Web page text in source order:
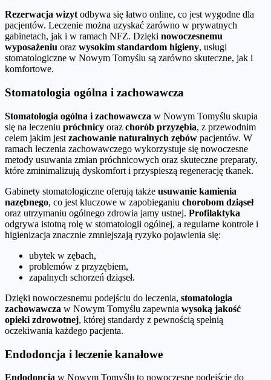
Rezerwacja wizytodbywa się łatwo online, co jest wygodne dla
pacjentów. Leczenie można uzyskać zarówno w prywatnych
gabinetach, jak i w ramach NFZ. Dzięki nowoczesnemu
wyposażeniu oraz wysokim standardom higieny, usługi
stomatologiczne w Nowym Tomyślu są zarówno skuteczne, jak i
komfortowe.
Stomatologia ogólna i zachowawcza
Stomatologia ogólna i zachowawcza w Nowym Tomyślu skupia
się na leczeniu próchnicy oraz chorób przyzębia, z przewodnim
celem jakim jest zachowanie naturalnych zębów pacjentów. W
ramach leczenia zachowawczego wykorzystuje się nowoczesne
metody usuwania zmian próchnicowych oraz skuteczne preparaty,
które zminimalizują dyskomfort i przyspieszą regenerację tkanek.
Gabinety stomatologiczne oferują także usuwanie kamienia
nazębnego, co jest kluczowe w zapobieganiu chorobom dziąseł
oraz utrzymaniu ogólnego zdrowia jamy ustnej. Profilaktyka
odgrywa istotną rolę w stomatologii ogólnej, a regularne kontrole i
higienizacja znacznie zmniejszają ryzyko pojawienia się:
ubytek w zębach,
problemów z przyzębiem,
zapalnych schorzeń dziąseł.
Dzięki nowoczesnemu podejściu do leczenia, stomatologia
zachowawcza w Nowym Tomyślu zapewnia wysoką jakość
opieki zdrowotnej, której standardy z pewnością spełnią
oczekiwania każdego pacjenta.
Endodoncja i leczenie kanałowe
Endodoncja w Nowym Tomyślu to nowoczesne podejście do